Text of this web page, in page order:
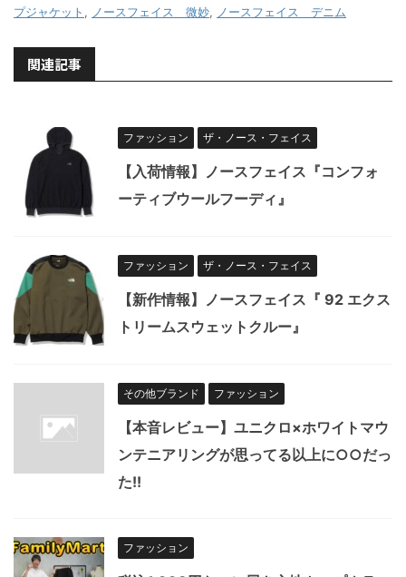
プジャケット , ノースフェイス 微妙, ノースフェイス デニム
関連記事
ファッション ザ・ノース・フェイス
【入荷情報】ノースフェイス『コンフォ
ーティブウールフーディ』
ファッション ザ・ノース・フェイス
【新作情報】ノースフェイス『 92 エクス
トリームスウェットクルー』
その他ブランド ファッション
【本音レビュー】ユニクロ×ホワイトマウ
ンテニアリングが思ってる以上に○○だっ
た!!
ファッション